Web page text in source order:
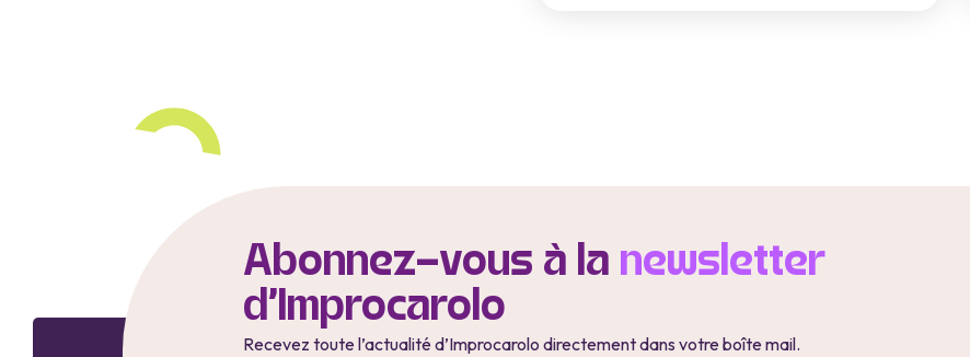
Abonnez-vous à la newsletter
d'Improcarolo
Recevez toute l’actualité d’Improcarolo directement dans votre boîte mail.